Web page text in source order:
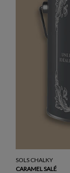
SOLS CHALKY
CARAMEL SALÉ